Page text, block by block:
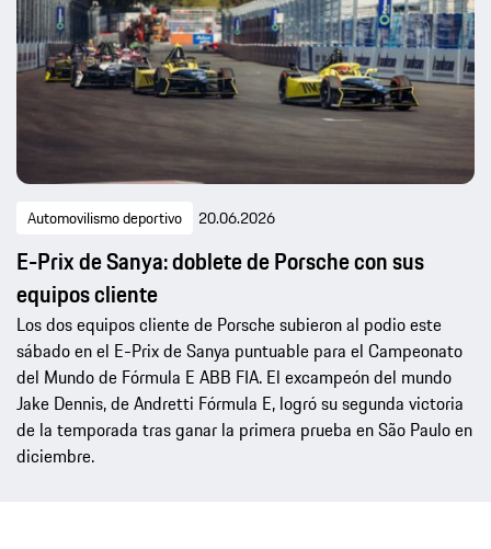
Automovilismo deportivo 20.06.2026
E-Prix de Sanya: doblete de Porsche con sus
equipos cliente
Los dos equipos cliente de Porsche subieron al podio este
sábado en el E-Prix de Sanya puntuable para el Campeonato
del Mundo de Fórmula E ABB FIA. El excampeón del mundo
Jake Dennis, de Andretti Fórmula E, logró su segunda victoria
de la temporada tras ganar la primera prueba en São Paulo en
diciembre.